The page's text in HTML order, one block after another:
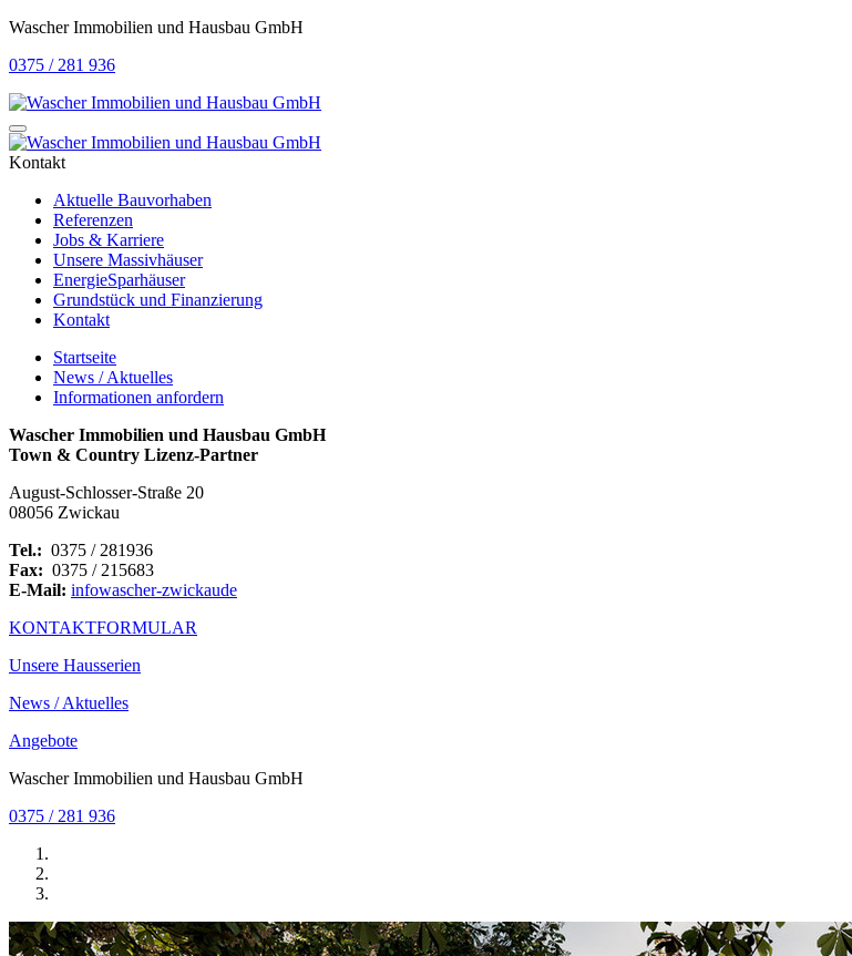
Wascher Immobilien und Hausbau GmbH
0375 / 281 936
Kontakt
Aktuelle Bauvorhaben
Referenzen
Jobs & Karriere
Unsere Massivhäuser
EnergieSparhäuser
Grundstück und Finanzierung
Kontakt
Startseite
News / Aktuelles
Informationen anfordern
Wascher Immobilien und Hausbau GmbH
Town & Country Lizenz-Partner
August-Schlosser-Straße 20
08056 Zwickau
Tel.: 0375 / 281936
Fax: 0375 / 215683
E-Mail: infowascher-zwickaude
KONTAKTFORMULAR
Unsere Hausserien
News / Aktuelles
Angebote
Wascher Immobilien und Hausbau GmbH
0375 / 281 936